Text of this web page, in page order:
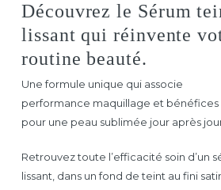
Découvrez le Sérum
lissant qui réinvente
routine beauté.
Une formule unique qui associe
performance maquillage et bénéfices
pour une peau sublimée jour après
Retrouvez toute l’efficacité soin d’un
lissant, dans un fond de teint au fini